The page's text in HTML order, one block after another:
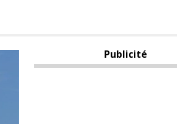
Publicité